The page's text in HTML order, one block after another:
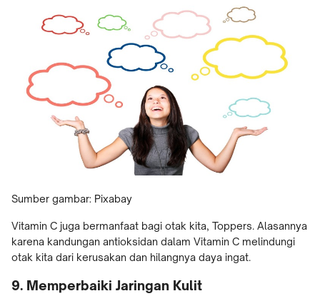
Sumber gambar: Pixabay
Vitamin C juga bermanfaat bagi otak kita, Toppers. Alasannya
karena kandungan antioksidan dalam Vitamin C melindungi
otak kita dari kerusakan dan hilangnya daya ingat.
9. Memperbaiki Jaringan Kulit